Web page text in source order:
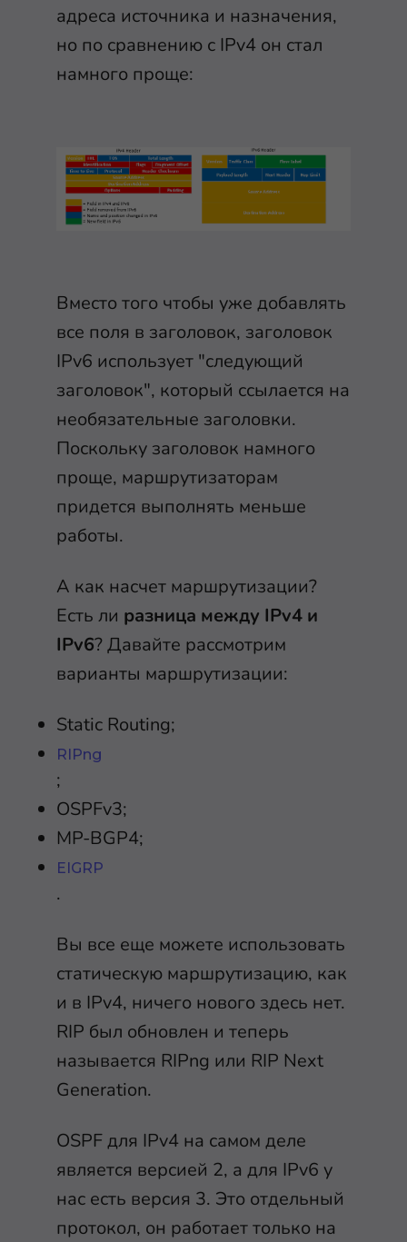
адреса источника и назначения,
но по сравнению с IPv4 он стал
намного проще:
Вместо того чтобы уже добавлять
все поля в заголовок, заголовок
IPv6 использует "следующий
заголовок", который ссылается на
необязательные заголовки.
Поскольку заголовок намного
проще, маршрутизаторам
придется выполнять меньше
работы.
А как насчет маршрутизации?
Есть ли разница между IPv4 и
IPv6? Давайте рассмотрим
варианты маршрутизации:
Static Routing;
RIPng
;
OSPFv3;
MP-BGP4;
EIGRP
.
Вы все еще можете использовать
статическую маршрутизацию, как
и в IPv4, ничего нового здесь нет.
RIP был обновлен и теперь
называется RIPng или RIP Next
Generation.
OSPF для IPv4 на самом деле
является версией 2, а для IPv6 у
нас есть версия 3. Это отдельный
протокол, он работает только на